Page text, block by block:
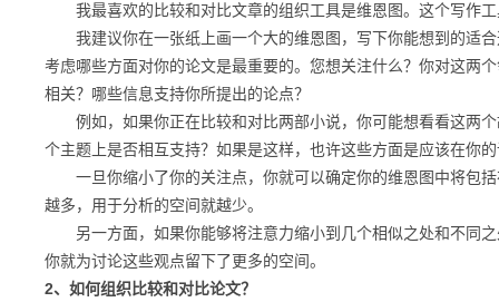
我最喜欢的比较和对比文章的组织工具是维恩图。这个写作工
我建议你在一张纸上画一个大的维恩图，写下你能想到的适合
考虑哪些方面对你的论文是最重要的。您想关注什么？你对这两
相关？哪些信息支持你所提出的论点？
例如，如果你正在比较和对比两部小说，你可能想看看这两个
个主题上是否相互支持？如果是这样，也许这些方面是应该在你
一旦你缩小了你的关注点，你就可以确定你的维恩图中将包括
越多，用于分析的空间就越少。
另一方面，如果你能够将注意力缩小到几个相似之处和不同之
你就为讨论这些观点留下了更多的空间。
2、如何组织比较和对比论文？